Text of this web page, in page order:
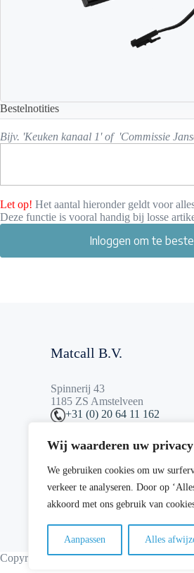
Wij waarderen uw privacy
We gebruiken cookies om uw
verkeer te analyseren. Door op
akkoord met ons gebruik van
Aanpassen Alles
Bestelnotities
Bijv. 'Keuken kanaal 1' of 'Commissie
Let op! Het aantal hieronder geldt voor
Deze functie is vooral handig bij losse
Inloggen om te
Matcall B.V.
Spinnerij 43
1185 ZS Amstelveen
+31 (0) 20 64 11 162
KvK: 234982349832
Btw: NL01B23498203.01
Copyright 2023 MatcallAlgemene